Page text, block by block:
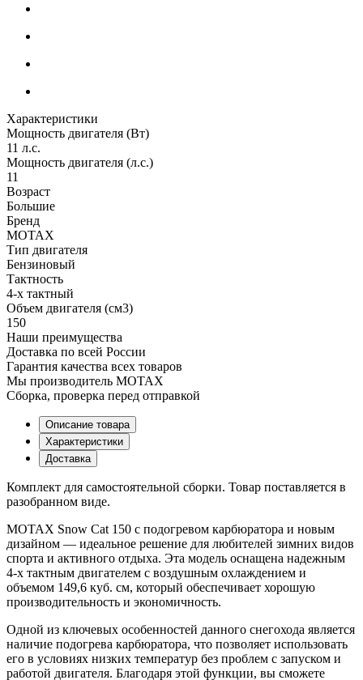
Характеристики
Мощность двигателя (Вт)
11 л.с.
Мощность двигателя (л.с.)
11
Возраст
Большие
Бренд
MOTAX
Тип двигателя
Бензиновый
Тактность
4-х тактный
Объем двигателя (см3)
150
Наши преимущества
Доставка по всей России
Гарантия качества всех товаров
Мы производитель MOTAX
Сборка, проверка перед отправкой
Описание товара
Характеристики
Доставка
Комплект для самостоятельной сборки. Товар поставляется в
разобранном виде.
MOTAX Snow Cat 150 с подогревом карбюратора и новым
дизайном — идеальное решение для любителей зимних видов
спорта и активного отдыха. Эта модель оснащена надежным
4-х тактным двигателем с воздушным охлаждением и
объемом 149,6 куб. см, который обеспечивает хорошую
производительность и экономичность.
Одной из ключевых особенностей данного снегохода является
наличие подогрева карбюратора, что позволяет использовать
его в условиях низких температур без проблем с запуском и
работой двигателя. Благодаря этой функции, вы сможете